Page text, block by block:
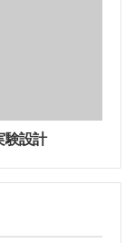
設計